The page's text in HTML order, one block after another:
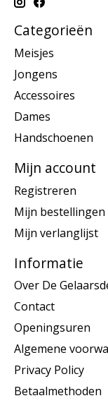
Categorieën
Meisjes
Jongens
Accessoires
Dames
Handschoenen
Mijn account
Registreren
Mijn bestellingen
Mijn verlanglijst
Informatie
Over De
Contact
Openingsuren
Algemene
Privacy Policy
Betaalmethoden